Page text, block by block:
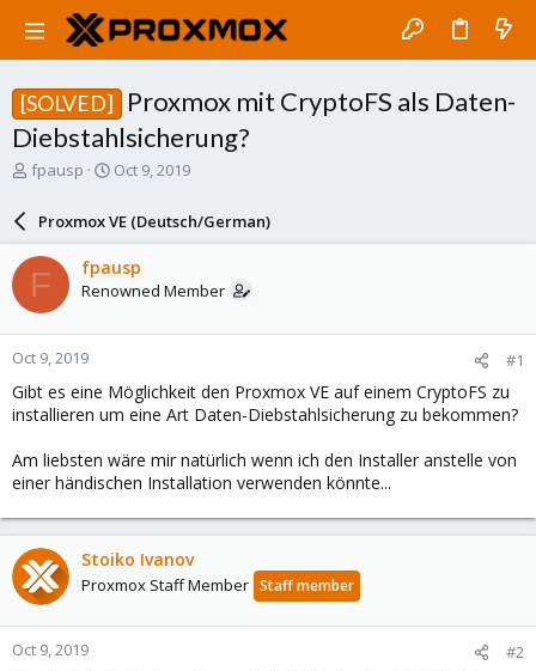
[SOLVED]
Proxmox mit CryptoFS als Daten-
Diebstahlsicherung?
T
a
d
s
t
a
r
t
e
r
fpausp
S
a
r
d
a
e
Oct 9, 2019
Proxmox VE (Deutsch/German)
F fpausp
Renowned Member
Oct 9, 2019 #1
Gibt es eine Möglichkeit den Proxmox VE auf einem CryptoFS zu
installieren um eine Art Daten-Diebstahlsicherung zu bekommen?
Am liebsten wäre mir natürlich wenn ich den Installer anstelle von
einer händischen Installation verwenden könnte...
Stoiko Ivanov
Proxmox Staff Member Staff member
Oct 9, 2019 #2